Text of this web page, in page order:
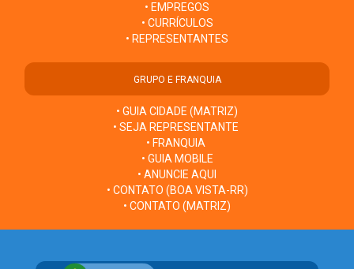
• EMPREGOS
• CURRÍCULOS
• REPRESENTANTES
GRUPO E FRANQUIA
• GUIA CIDADE (MATRIZ)
• SEJA REPRESENTANTE
• FRANQUIA
• GUIA MOBILE
• ANUNCIE AQUI
• CONTATO (BOA VISTA-RR)
• CONTATO (MATRIZ)